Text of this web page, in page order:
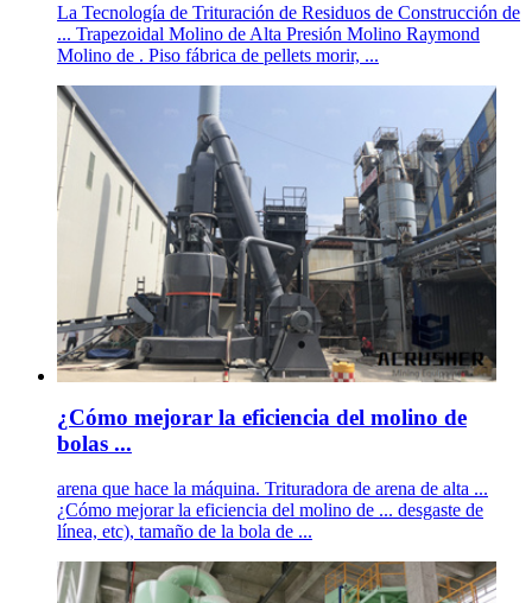
La Tecnología de Trituración de Residuos de Construcción de
... Trapezoidal Molino de Alta Presión Molino Raymond
Molino de . Piso fábrica de pellets morir, ...
¿Cómo mejorar la eficiencia del molino de
bolas ...
arena que hace la máquina. Trituradora de arena de alta ...
¿Cómo mejorar la eficiencia del molino de ... desgaste de
línea, etc), tamaño de la bola de ...